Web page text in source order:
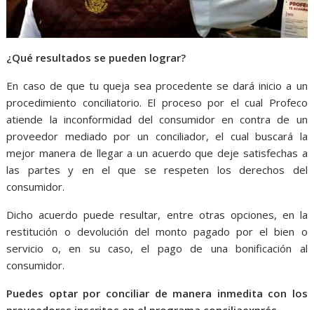
¿Qué resultados se pueden lograr?
En caso de que tu queja sea procedente se dará inicio a un
procedimiento conciliatorio. El proceso por el cual Profeco
atiende la inconformidad del consumidor en contra de un
proveedor mediado por un conciliador, el cual buscará la
mejor manera de llegar a un acuerdo que deje satisfechas a
las partes y en el que se respeten los derechos del
consumidor.
Dicho acuerdo puede resultar, entre otras opciones, en la
restitución o devolución del monto pagado por el bien o
servicio o, en su caso, el pago de una bonificación al
consumidor.
Puedes optar por conciliar de manera inmedita con los